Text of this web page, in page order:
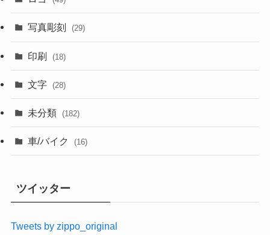
写真彫刻 (29)
印刷 (18)
文字 (28)
未分類 (182)
車/バイク (16)
ツイッター
Tweets by zippo_original